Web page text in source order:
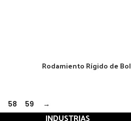
Rodamiento Rígido de
58 59 →
INDUSTRIAS